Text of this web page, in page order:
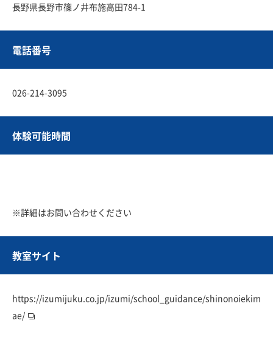
長野県長野市篠ノ井布施高田784-1
電話番号
026-214-3095
体験可能時間
※詳細はお問い合わせください
教室サイト
https://izumijuku.co.jp/izumi/school_guidance/shinonoiekim
ae/